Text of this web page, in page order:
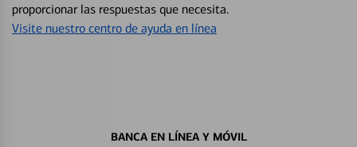
proporcionar las respuestas que necesita.
Visite nuestro centro de ayuda en línea
BANCA EN LÍNEA Y MÓVIL